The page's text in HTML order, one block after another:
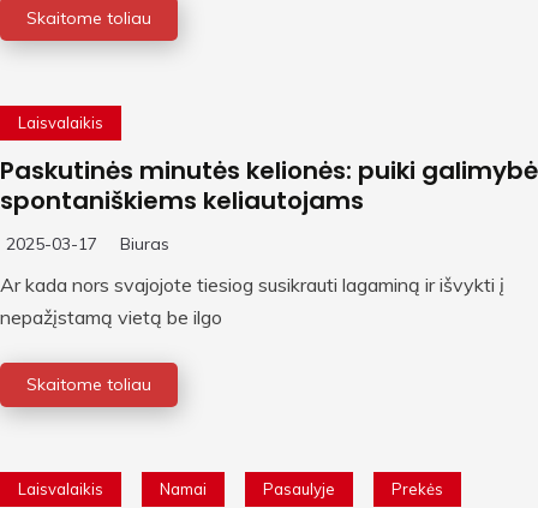
Skaitome toliau
Laisvalaikis
Paskutinės minutės kelionės: puiki galimybė
spontaniškiems keliautojams
2025-03-17 Biuras
Ar kada nors svajojote tiesiog susikrauti lagaminą ir išvykti į
nepažįstamą vietą be ilgo
Skaitome toliau
Laisvalaikis Namai Pasaulyje Prekės